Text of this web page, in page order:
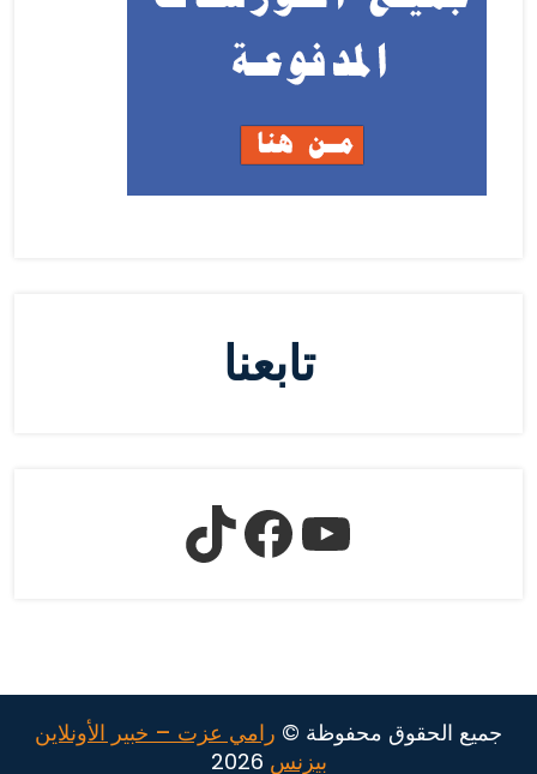
تابعنا
جميع الحقوق محفوظة © رامي عزت – خبير الأونلاين
بيزنس